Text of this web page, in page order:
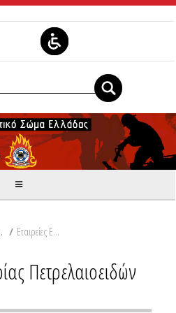
προϊόντων / Εταιρείες Εμπορίας Πετρελαιοειδών Προϊόντων
Πετρελαιοειδών